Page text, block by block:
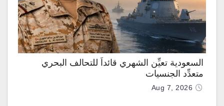
السعودية تعيِّن الشهري قائداً للتحالف البحري
متعدِّد الجنسيات
Aug 7, 2026